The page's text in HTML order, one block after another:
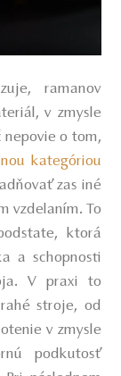
ramanov
v zmysle
o tom,
kategóriou
zas iné
vzdelaním. To
ktorá
a schopnosti
V praxi to
stroje, od
v zmysle
podkutosť